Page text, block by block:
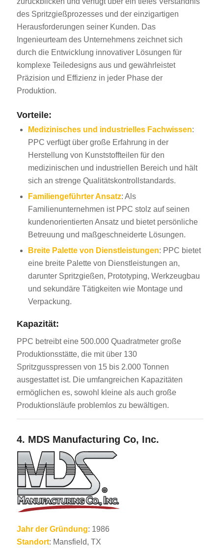
des Spritzgießprozesses und der einzigartigen
Herausforderungen seiner Kunden. Das
Ingenieurteam des Unternehmens zeichnet sich
durch die Entwicklung innovativer Lösungen für
komplexe Teiledesigns aus und gewährleistet
Präzision und Effizienz in jeder Phase der
Produktion.
Vorteile:
Medizinisches und industrielles Fachwissen:
PPC verfügt über große Erfahrung in der
Herstellung von Kunststoffteilen für den
medizinischen und industriellen Bereich und hält
sich an strenge Qualitätskontrollstandards.
Familiengeführter Ansatz: Als
Familienunternehmen ist PPC stolz auf seinen
kundenorientierten Ansatz und bietet persönliche
Betreuung und maßgeschneiderte Lösungen.
Breite Palette von Dienstleistungen: PPC bietet
eine breite Palette von Dienstleistungen an,
darunter Spritzgießen, Prototyping, Werkzeugbau
und sekundäre Tätigkeiten wie Montage und
Verpackung.
Kapazität:
PPC betreibt eine 500.000 Quadratmeter große
Produktionsstätte, die mit über 130
Spritzgusspressen von 15 bis 2.000 Tonnen
ausgestattet ist. Die umfangreichen Kapazitäten
ermöglichen es, sowohl kleine als auch große
Produktionsläufe problemlos zu bewältigen.
4. MDS Manufacturing Co, Inc.
Jahr der Gründung: 1986
Standort: Mansfield, TX